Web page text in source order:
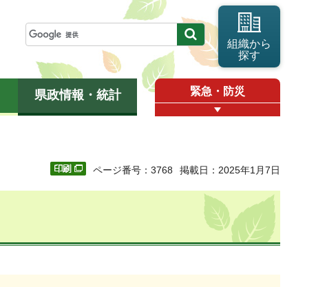
組織から
探す
県政情報・統計 緊急・防災
ページ番号：3768 掲載日：2025年1月7日